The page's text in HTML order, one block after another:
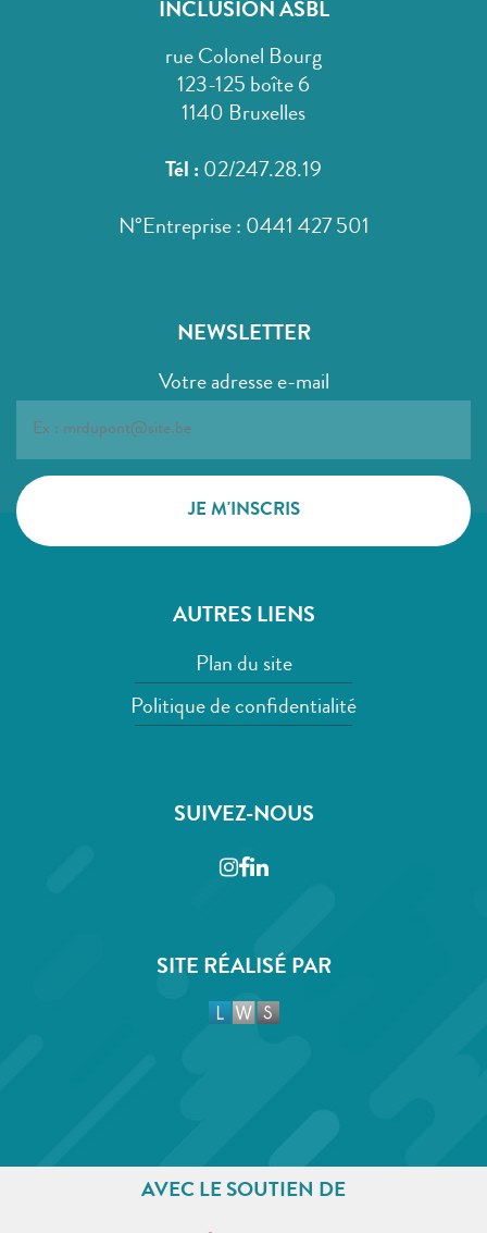
INCLUSION ASBL
rue Colonel Bourg
123-125 boîte 6
1140 Bruxelles
Tél : 02/247.28.19
N°Entreprise : 0441 427 501
NEWSLETTER
Votre adresse e-mail
AUTRES LIENS
Plan du site
Politique de confidentialité
SUIVEZ-NOUS
Instagram
Facebook
LinkedIn
SITE RÉALISÉ PAR
AVEC LE SOUTIEN DE